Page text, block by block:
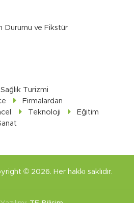
Durumu ve Fikstür
Sağlık Turizmi
Firmalardan
Teknoloji
Eğitim
© 2026. Her hakkı saklıdır.